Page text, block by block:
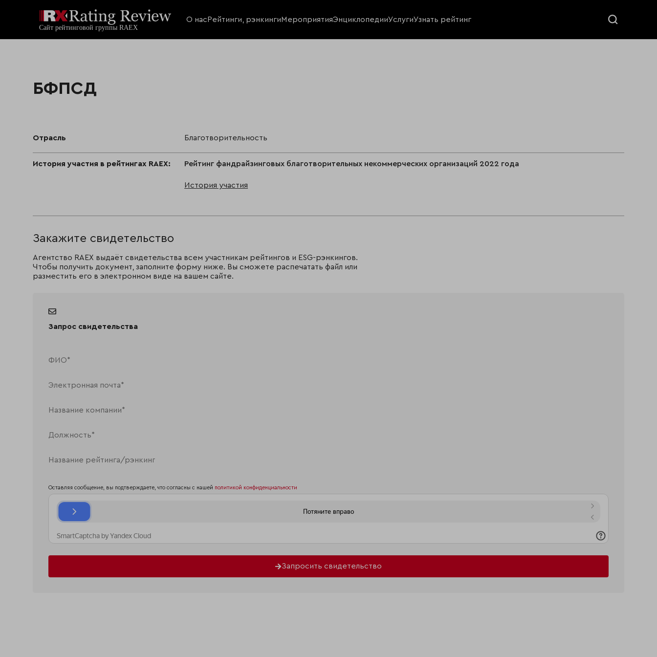
О нас Рейтинги, рэнкингиМероприятияЭнциклопедииУслугиУзнать рейтинг
БФПСД
Отрасль Благотворительность
История участия в рейтингах RAEX: Рейтинг фандрайзинговых благотворительных некоммерческих организаций 2022 года
История участия
Закажите свидетельство
Агентство RAEX выдаёт свидетельства всем участникам рейтингов и ESG-рэнкингов.
Чтобы получить документ, заполните форму ниже. Вы сможете распечатать файл или
разместить его в электронном виде на вашем сайте.
Запрос свидетельства
Оставляя сообщение, вы подтверждаете, что согласны с нашей политикой конфиденциальности
Запросить свидетельство